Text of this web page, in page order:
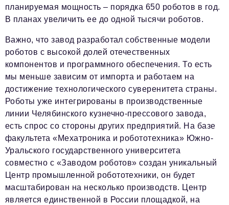
планируемая мощность – порядка 650 роботов в год.
В планах увеличить ее до одной тысячи роботов.
Важно, что завод разработал собственные модели
роботов с высокой долей отечественных
компонентов и программного обеспечения. То есть
мы меньше зависим от импорта и работаем на
достижение технологического суверенитета страны.
Роботы уже интегрированы в производственные
линии Челябинского кузнечно-прессового завода,
есть спрос со стороны других предприятий. На базе
факультета «Мехатроника и робототехника» Южно-
Уральского государственного университета
совместно с «Заводом роботов» создан уникальный
Центр промышленной робототехники, он будет
масштабирован на несколько производств. Центр
является единственной в России площадкой, на